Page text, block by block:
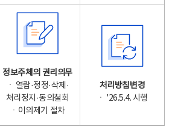
정보주체의 권리의무
ㆍ 열람·정정·삭제·
처리정지·동의철회
ㆍ이의제기 절차
처리방침변경
ㆍ '26.5.4. 시행